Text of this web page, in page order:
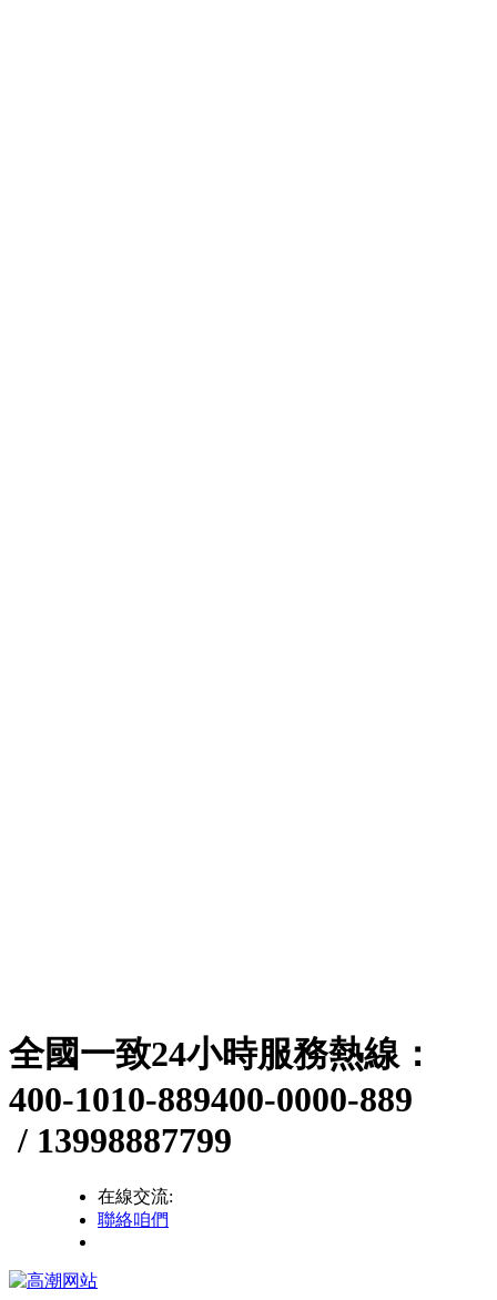
全國一致24小時服務熱線：
400-1010-889400-0000-889
/ 13998887799
在線交流:
聯絡咱們